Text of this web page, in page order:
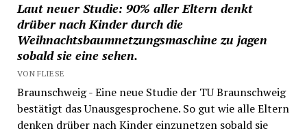
Laut neuer Studie: 90% aller Eltern denkt
drüber nach Kinder durch die
Weihnachtsbaumnetzungsmaschine zu jagen
sobald sie eine sehen.
VON FLIESE
Braunschweig - Eine neue Studie der TU Braunschweig
bestätigt das Unausgesprochene. So gut wie alle Eltern
denken drüber nach Kinder einzunetzen sobald sie